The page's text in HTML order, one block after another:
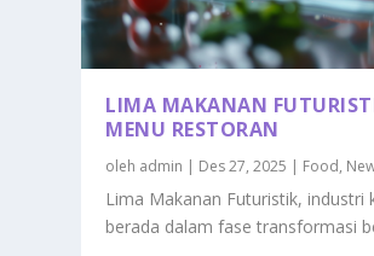
LIMA MAKANAN
MENU RESTORAN
oleh admin | Des 27, 2025 | Food,
Lima Makanan Futuristik, industri
berada dalam fase transformasi